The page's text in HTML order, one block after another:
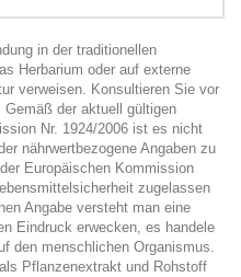
in der traditionellen
Herbarium oder auf externe
verweisen. Konsultieren Sie vor
Gemäß der aktuell gültigen
Nr. 1924/2006 ist es nicht
nährwertbezogene Angaben zu
Europäischen Kommission
zugelassen
Angabe versteht man eine
Eindruck erwecken, es handele
den menschlichen Organismus.
Pflanzenextrakt und Rohstoff